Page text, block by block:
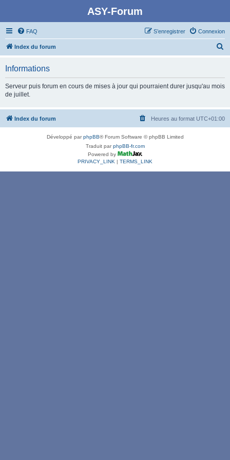
ASY-Forum
FAQ Connexion
S’enregistrer
Index du forum
c
Informations
Serveur puis forum en cours de mises à jour qui pourraient durer jusqu'au mois
de juillet.
Index du forum Heures au format UTC+01:00
Développé parphpBB® Forum Software © phpBB Limited
Traduit parphpBB-fr.com
Powered by
PRIVACY_LINK | TERMS_LINK